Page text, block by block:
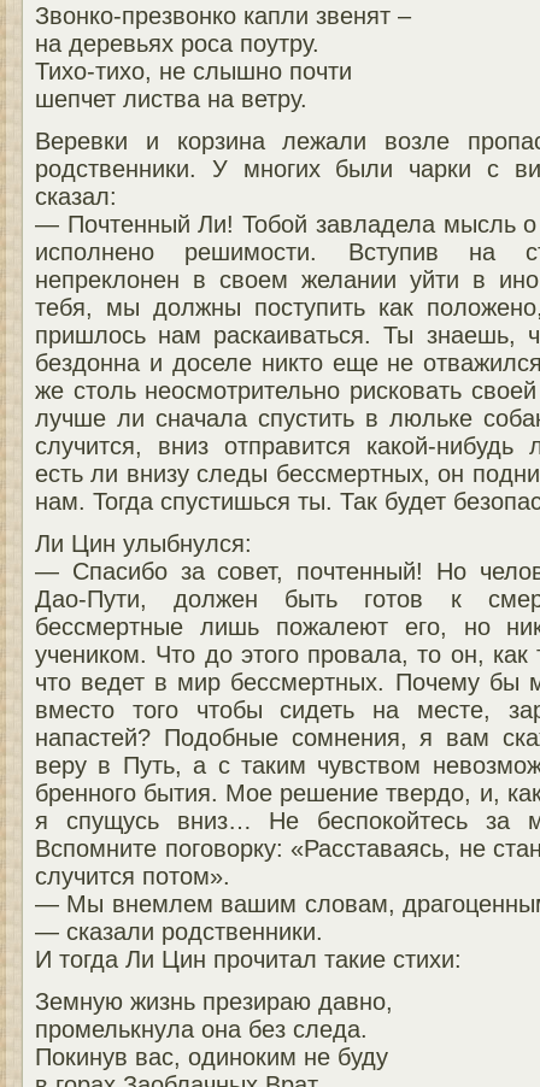
Звонко-презвонко капли звенят –
на деревьях роса поутру.
Тихо-тихо, не слышно почти
шепчет листва на ветру.
Веревки и корзина лежали возле
родственники. У многих были чарки с
сказал:
— Почтенный Ли! Тобой завладела мысль
исполнено решимости. Вступив на
непреклонен в своем желании уйти в
тебя, мы должны поступить как
пришлось нам раскаиваться. Ты знаешь,
бездонна и доселе никто еще не
же столь неосмотрительно рисковать
лучше ли сначала спустить в люльке
случится, вниз отправится какой-нибудь
есть ли внизу следы бессмертных, он
нам. Тогда спустишься ты. Так будет
Ли Цин улыбнулся:
— Спасибо за совет, почтенный! Но
Дао-Пути, должен быть готов к
бессмертные лишь пожалеют его, но
учеником. Что до этого провала, то он,
что ведет в мир бессмертных. Почему бы
вместо того чтобы сидеть на месте,
напастей? Подобные сомнения, я вам
веру в Путь, а с таким чувством
бренного бытия. Мое решение твердо, и,
я спущусь вниз… Не беспокойтесь за
Вспомните поговорку: «Расставаясь, не
случится потом».
— Мы внемлем вашим словам,
— сказали родственники.
И тогда Ли Цин прочитал такие стихи:
Земную жизнь презираю давно,
промелькнула она без следа.
Покинув вас, одиноким не буду